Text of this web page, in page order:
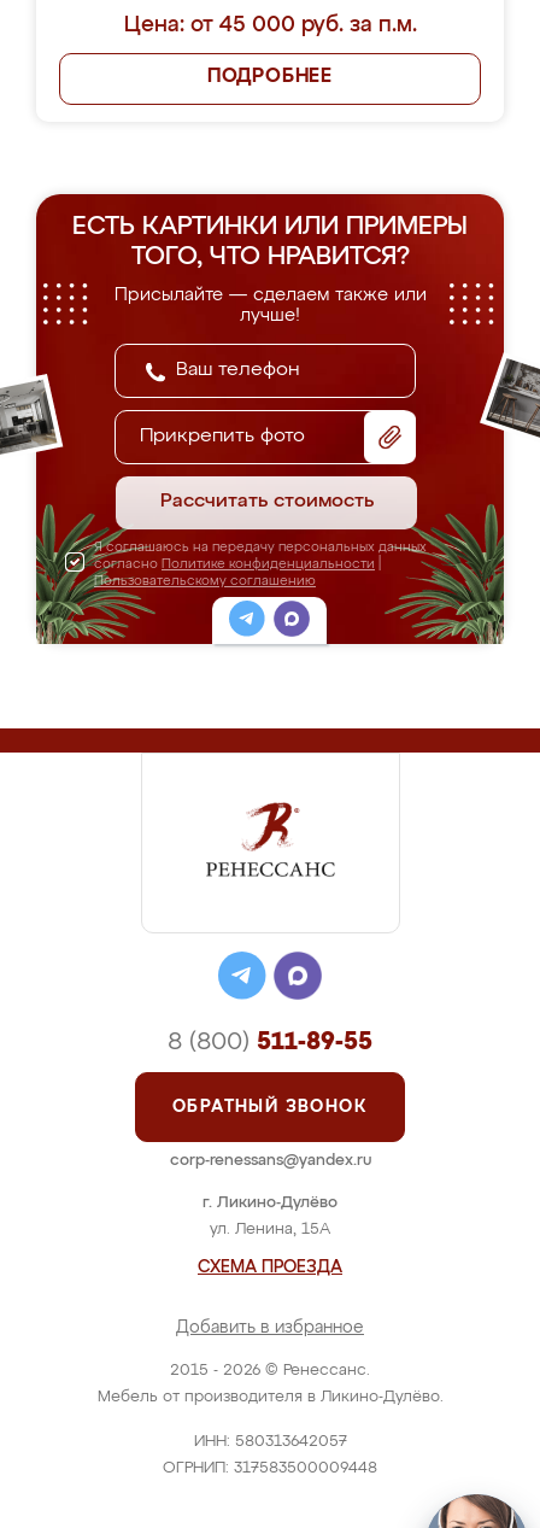
Цена: от 45 000 руб. за п.м.
ПОДРОБНЕЕ
ЕСТЬ КАРТИНКИ ИЛИ ПРИМЕРЫ
ТОГО, ЧТО НРАВИТСЯ?
Присылайте — сделаем также или
лучше!
Прикрепить фото
Рассчитать стоимость
Я соглашаюсь на передачу персональных данных
согласно Политике конфиденциальности
Пользовательскому соглашению
2015 - 2026 © Ренессанс.
Мебель от производителя в Ликино-Дулёво.
ИНН: 580313642057
ОГРНИП: 317583500009448
г. Ликино-Дулёво
ул. Ленина, 15А
СХЕМА ПРОЕЗДА
Добавить в избранное
8 (800) 511-89-55
ОБРАТНЫЙ ЗВОНОК
corp-renessans@yandex.ru